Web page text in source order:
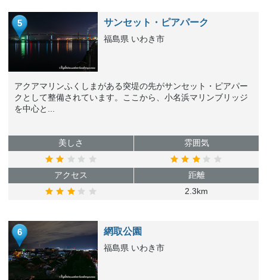
5 サンセット・ピアパーク
福島県 いわき市
アクアマリンふくしまがある突堤の先がサンセット・ピアパー
クとして整備されています。ここから、小名浜マリンブリッジ
を中心と...
美しさ 雰囲気
アクセス
距離
2.3km
6 網取公園
福島県 いわき市